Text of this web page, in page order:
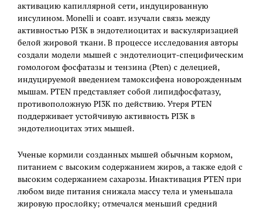
активацию капиллярной сети, индуцированную
инсулином. Monelli и соавт. изучали связь между
активностью PI3K в эндотелиоцитах и васкуляризацией
белой жировой ткани. В процессе исследования авторы
создали модели мышей с эндотелиоцит-специфическим
гомологом фосфатазы и тензина (Pten) с делецией,
индуцируемой введением тамоксифена новорожденным
мышам. PTEN представляет собой липидфосфатазу,
противоположную PI3K по действию. Утеря PTEN
поддерживает устойчивую активность PI3K в
эндотелиоцитах этих мышей.
Ученые кормили созданных мышей обычным кормом,
питанием с высоким содержанием жиров, а также едой с
высоким содержанием сахарозы. Инактивация PTEN при
любом виде питания снижала массу тела и уменьшала
жировую прослойку; отмечался меньший средний